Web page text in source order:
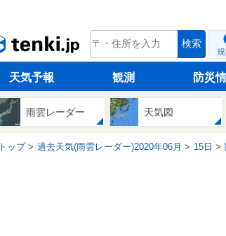
tenki.jp 検索
天気予報 観測 防災
雨雲レーダー 天気図
トップ 過去天気(雨雲レーダー)2020年06月 15日